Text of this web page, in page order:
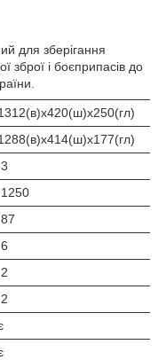
для зберігання
зброї і боєприпасів до
3
1250
87
6
2
2